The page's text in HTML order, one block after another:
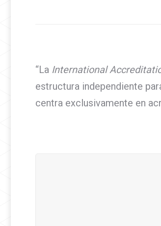
“La International
estructura independiente
centra exclusivamente en